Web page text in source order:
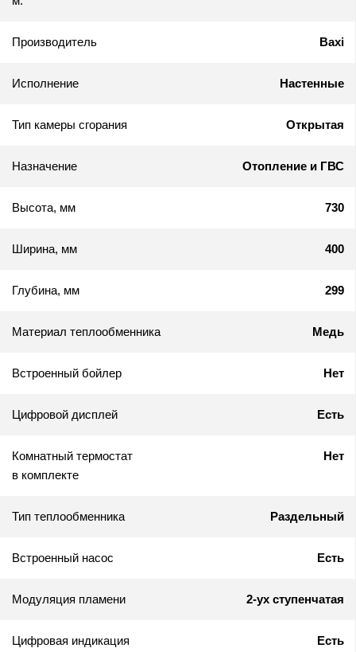
Производитель Baxi
Исполнение Настенные
Тип камеры сгорания Открытая
Назначение Отопление и ГВС
Высота, мм 730
Ширина, мм 400
Глубина, мм 299
Материал теплообменника Медь
Встроенный бойлер Нет
Цифровой дисплей Есть
Комнатный термостат
в комплекте
Нет
Тип теплообменника Раздельный
Встроенный насос Есть
Модуляция пламени 2-ух ступенчатая
Цифровая индикация
Есть